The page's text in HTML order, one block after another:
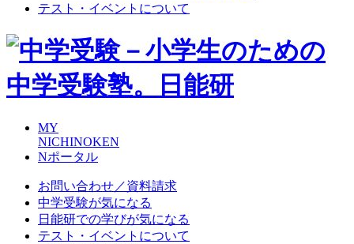
テスト・イベントについて
MY
NICHINOKEN
Nポータル
お問い合わせ／資料請求
中学受験が気になる
日能研での学びが気になる
テスト・イベントについて